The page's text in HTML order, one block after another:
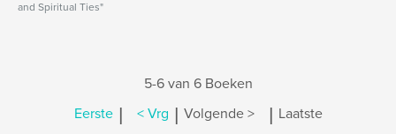
and Spiritual Ties"
5-6 van 6 Boeken
Eerste | < Vrg | Volgende > | Laatste